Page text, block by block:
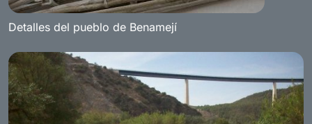
Detalles del pueblo de Benamejí